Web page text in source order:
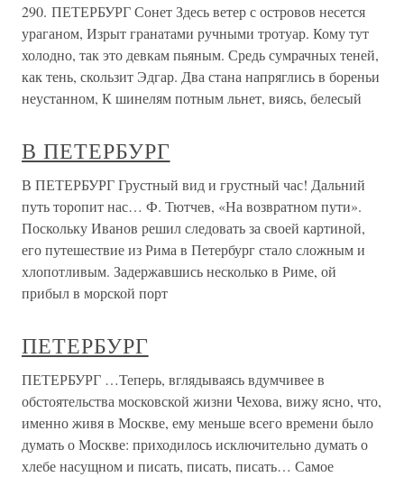
290. ПЕТЕРБУРГ Сонет Здесь ветер с островов несется
ураганом, Изрыт гранатами ручными тротуар. Кому тут
холодно, так это девкам пьяным. Средь сумрачных теней,
как тень, скользит Эдгар. Два стана напряглись в бореньи
неустанном, К шинелям потным льнет, виясь, белесый
В ПЕТЕРБУРГ
В ПЕТЕРБУРГ Грустный вид и грустный час! Дальний
путь торопит нас… Ф. Тютчев, «На возвратном пути».
Поскольку Иванов решил следовать за своей картиной,
его путешествие из Рима в Петербург стало сложным и
хлопотливым. Задержавшись несколько в Риме, ой
прибыл в морской порт
ПЕТЕРБУРГ
ПЕТЕРБУРГ …Теперь, вглядываясь вдумчивее в
обстоятельства московской жизни Чехова, вижу ясно, что,
именно живя в Москве, ему меньше всего времени было
думать о Москве: приходилось исключительно думать о
хлебе насущном и писать, писать, писать… Самое